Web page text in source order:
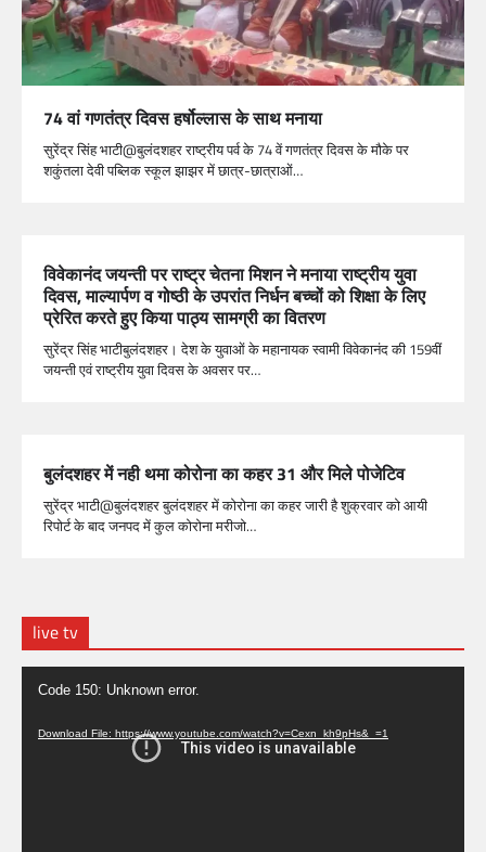
74 वां गणतंत्र दिवस हर्षोल्लास के साथ मनाया
सुरेंद्र सिंह भाटी@बुलंदशहर राष्ट्रीय पर्व के 74 वें गणतंत्र दिवस के मौके पर
शकुंतला देवी पब्लिक स्कूल झाझर में छात्र-छात्राओं…
विवेकानंद जयन्ती पर राष्ट्र चेतना मिशन ने मनाया राष्ट्रीय युवा
दिवस, माल्यार्पण व गोष्ठी के उपरांत निर्धन बच्चों को शिक्षा के लिए
प्रेरित करते हुए किया पाठ्य सामग्री का वितरण
सुरेंद्र सिंह भाटीबुलंदशहर। देश के युवाओं के महानायक स्वामी विवेकानंद की 159वीं
जयन्ती एवं राष्ट्रीय युवा दिवस के अवसर पर…
बुलंदशहर में नही थमा कोरोना का कहर 31 और मिले पोजेटिव
सुरेंद्र भाटी@बुलंदशहर बुलंदशहर में कोरोना का कहर जारी है शुक्रवार को आयी
रिपोर्ट के बाद जनपद में कुल कोरोना मरीजो…
live tv
Video
Code 150: Unknown error.
Download File: https://www.youtube.com/watch?v=Cexn_kh9pHs&_=1